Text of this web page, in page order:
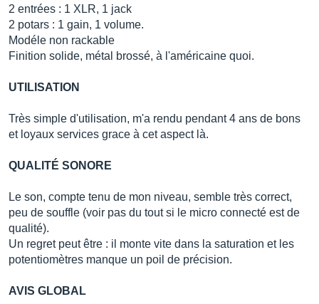
2 entrées : 1 XLR, 1 jack
2 potars : 1 gain, 1 volume.
Modéle non rackable
Finition solide, métal brossé, à l'américaine quoi.
UTILISATION
Très simple d'utilisation, m'a rendu pendant 4 ans de bons
et loyaux services grace à cet aspect là.
QUALITÉ SONORE
Le son, compte tenu de mon niveau, semble très correct,
peu de souffle (voir pas du tout si le micro connecté est de
qualité).
Un regret peut être : il monte vite dans la saturation et les
potentiomètres manque un poil de précision.
AVIS GLOBAL